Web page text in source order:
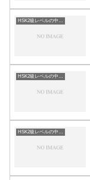
HSK2級レベルの中国語
HSK2級レベルの中国語
HSK2級レベルの中国語